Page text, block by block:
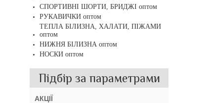
СПОРТИВНІ ШОРТИ, БРИДЖІ оптом
РУКАВИЧКИ оптом
ТЕПЛА БІЛИЗНА, ХАЛАТИ, ПІЖАМИ
оптом
НИЖНЯ БІЛИЗНА оптом
НОСКИ оптом
Підбір за параметрами
АКЦІЇ